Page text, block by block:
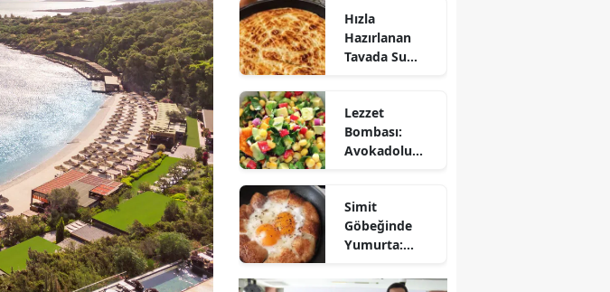
Hızla
Hazırlanan
Tavada Su
Sofralarınıza
Lezzet Katın!
Lezzet
Bombası:
Avokadolu
Simit
Göbeğinde
Yumurta:
Farklı Bir